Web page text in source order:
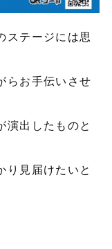
ステージには思
らお手伝いさせ
演出したものと
り見届けたいと